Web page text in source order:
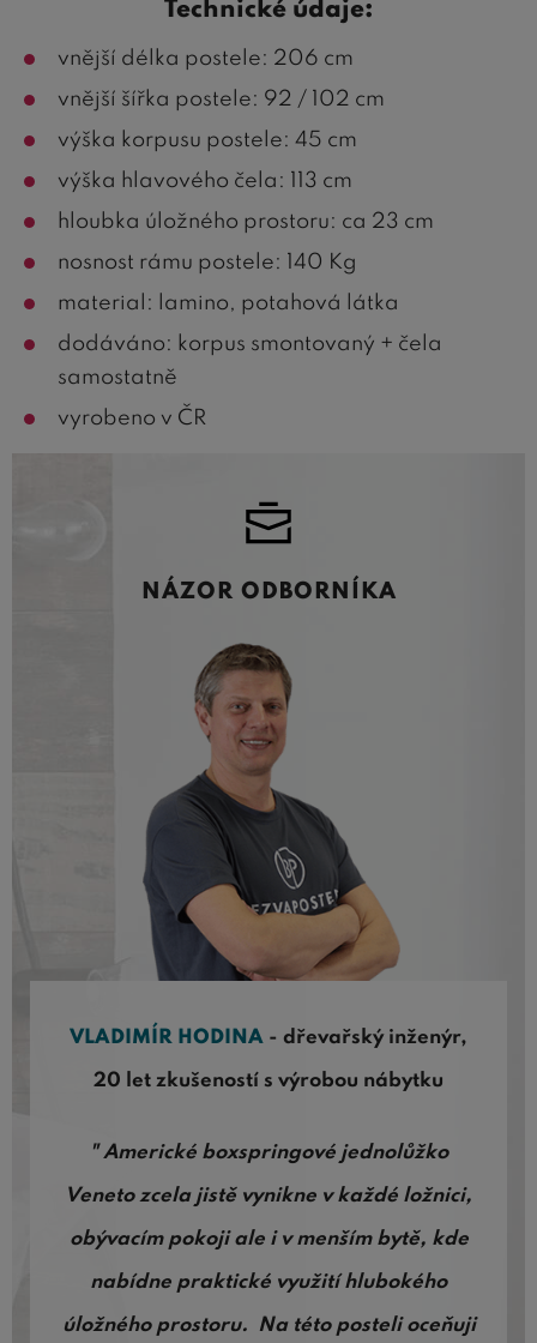
Technické údaje:
vnější délka postele: 206 cm
vnější šířka postele: 92 / 102 cm
výška korpusu postele: 45 cm
výška hlavového čela: 113 cm
hloubka úložného prostoru: ca 23 cm
nosnost rámu postele: 140 Kg
material: lamino, potahová látka
dodáváno: korpus smontovaný + čela
samostatně
vyrobeno v ČR
NÁZOR ODBORNÍKA
VLADIMÍR HODINA - dřevařský inženýr,
20 let zkušeností s výrobou nábytku
" Americké boxspringové jednolůžko
Veneto zcela jistě vynikne v každé ložnici,
obývacím pokoji ale i v menším bytě, kde
nabídne praktické využití hlubokého
úložného prostoru. Na této posteli oceňuji